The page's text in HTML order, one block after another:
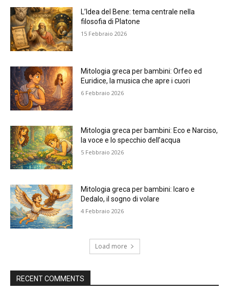
L’Idea del Bene: tema centrale nella
filosofia di Platone
15 Febbraio 2026
Mitologia greca per bambini: Orfeo ed
Euridice, la musica che apre i cuori
6 Febbraio 2026
Mitologia greca per bambini: Eco e Narciso,
la voce e lo specchio dell’acqua
5 Febbraio 2026
Mitologia greca per bambini: Icaro e
Dedalo, il sogno di volare
4 Febbraio 2026
Load more
RECENT COMMENTS